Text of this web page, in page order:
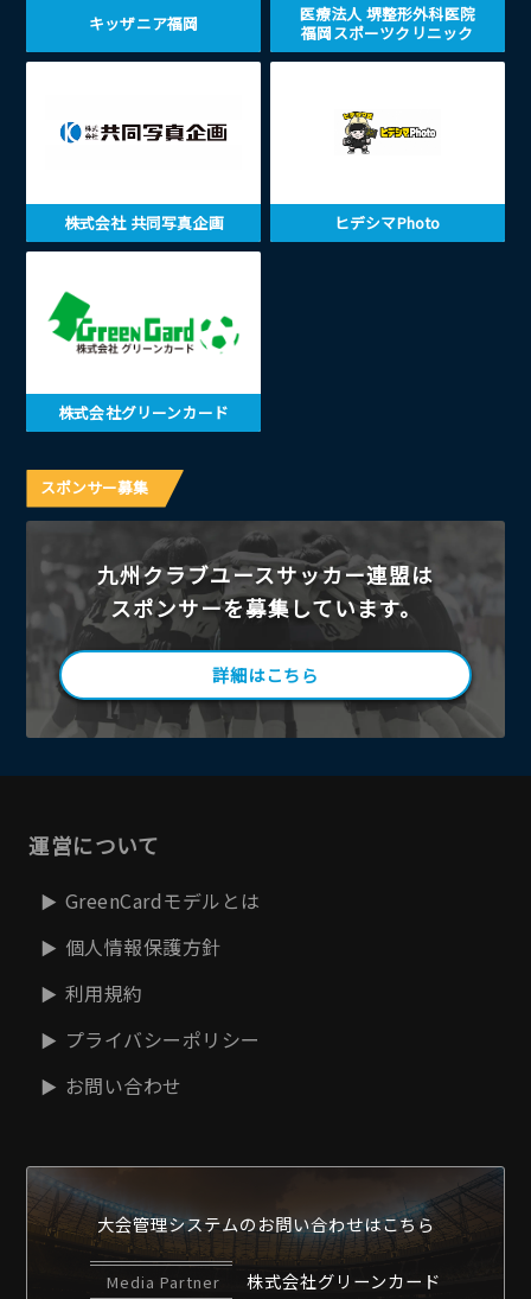
キッザニア福岡
医療法人 堺整形外科医院
福岡スポーツクリニック
株式会社 共同写真企画 ヒデシマPhoto
株式会社グリーンカード
スポンサー募集
九州クラブユースサッカー連盟は
スポンサーを募集しています。
詳細はこちら
運営について
GreenCardモデルとは
個人情報保護方針
利用規約
プライバシーポリシー
お問い合わせ
大会管理システムのお問い合わせはこちら
Media Partner 株式会社グリーンカード